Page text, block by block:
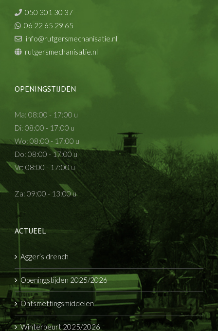
050 301 30 37
06 22 65 29 65
info@rutgersmechanisatie.nl
rutgersmechanisatie.nl
OPENINGSTIJDEN
Ma: 08:00 - 17:00 u
Di: 08:00 - 17:00 u
Wo: 08:00 - 17:00 u
Do: 08:00 - 17:00 u
Vr: 08:00 - 17:00 u
Za: 09:00 - 13:00 u
ACTUEEL
Agger’s drench
Openingstijden 2025/2026
Ontsmettingsmiddelen
Winterbeurt 2025/2026